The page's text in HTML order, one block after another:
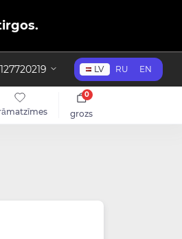
LV RU EN
grozs
0